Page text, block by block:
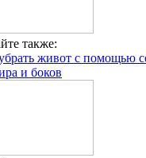
также:
живот с помощью
и боков